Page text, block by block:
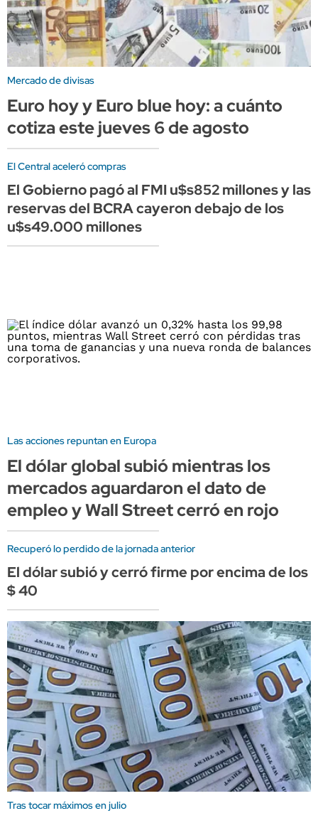
Mercado de divisas
Euro hoy y Euro blue hoy: a cuánto
cotiza este jueves 6 de agosto
El Central aceleró compras
El Gobierno pagó al FMI u$s852 millones y las
reservas del BCRA cayeron debajo de los
u$s49.000 millones
Las acciones repuntan en Europa
El dólar global subió mientras los
mercados aguardaron el dato de
empleo y Wall Street cerró en rojo
Recuperó lo perdido de la jornada anterior
El dólar subió y cerró firme por encima de los
$ 40
Tras tocar máximos en julio